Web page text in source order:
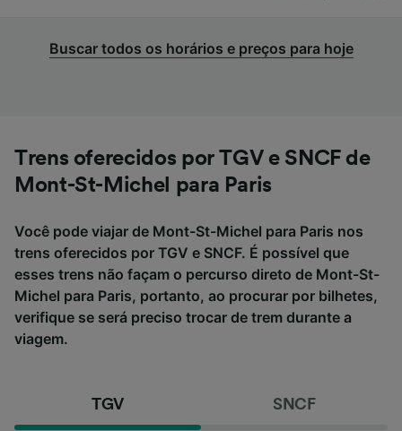
Buscar todos os horários e preços para hoje
Trens oferecidos por TGV e SNCF de
Mont-St-Michel para Paris
Você pode viajar de Mont-St-Michel para Paris nos
trens oferecidos por TGV e SNCF. É possível que
esses trens não façam o percurso direto de Mont-St-
Michel para Paris, portanto, ao procurar por bilhetes,
verifique se será preciso trocar de trem durante a
viagem.
TGV SNCF